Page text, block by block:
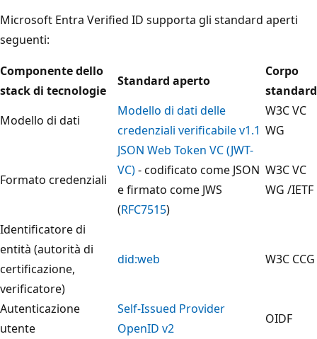
Microsoft Entra Verified ID supporta gli standard aperti
seguenti:
Componente dello
stack di tecnologie
Standard aperto
Corpo
standard
Modello di dati
Modello di dati delle
credenziali verificabile v1.1
W3C VC
WG
Formato credenziali
JSON Web Token VC (JWT-
VC)- codificato come JSON
e firmato come JWS
(RFC7515)
W3C VC
WG /IETF
Identificatore di
entità (autorità di
certificazione,
verificatore)
did:web W3C CCG
Autenticazione
utente
Self-Issued Provider
OpenID v2
OIDF